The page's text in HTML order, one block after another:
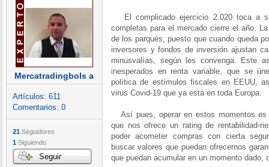
Mercatradingbols a
Artículos: 611
Comentarios: 0
21 Seguidores
1 Siguiendo
Seguir
El complicado ejercicio 2.020 toca a
completas para el mercado cierre el año.
de los parqués, puesto que cuando queda
inversores y fondos de inversión ajustan
minusvalías, según les convenga. Este
inesperados en renta variable, que se
política de estímulos fiscales en EEUU,
virus Covid-19 que ya está en toda Europa.
Así pues, operar en estos momentos es
que nos ofrece un rating de rentabilidad-
poder acometer compras con cierta
buscar valores que puedan ofrecernos
que puedan acumular en un momento dado,